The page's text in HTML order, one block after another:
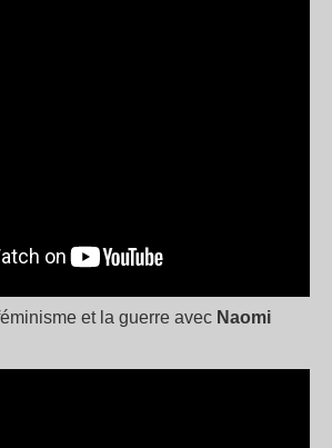
et la guerre avec Naomi